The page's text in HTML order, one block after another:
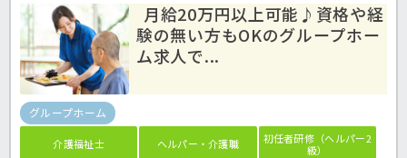
月給20万円以上可能♪資格や経
験の無い方もOKのグループホー
ム求人で...
グループホーム
介護福祉士 ヘルパー・介護職
初任者研修（ヘルパー2
級）